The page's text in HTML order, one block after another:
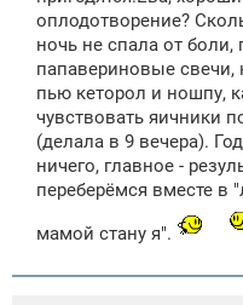
е
оплодотворение?
ночь не спала от боли,
папавериновые свечи,
пью кеторол и ношпу,
чувствовать яичники
(делала в 9 вечера).
ничего, главное -
переберёмся вместе в
мамой стану я".